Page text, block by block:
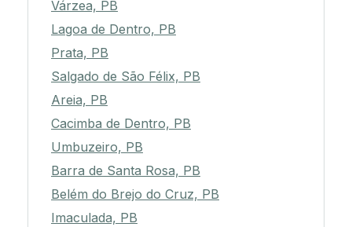
Várzea, PB
Lagoa de Dentro, PB
Prata, PB
Salgado de São Félix, PB
Areia, PB
Cacimba de Dentro, PB
Umbuzeiro, PB
Barra de Santa Rosa, PB
Belém do Brejo do Cruz, PB
Imaculada, PB